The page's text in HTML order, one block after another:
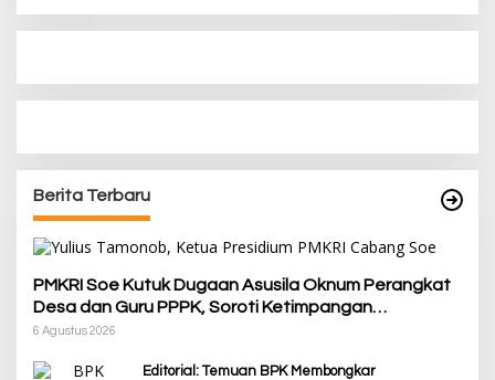
Berita Terbaru
PMKRI Soe Kutuk Dugaan Asusila Oknum Perangkat
Desa dan Guru PPPK, Soroti Ketimpangan
Penanganan Pemkab TTS
6 Agustus 2026
Editorial: Temuan BPK Membongkar